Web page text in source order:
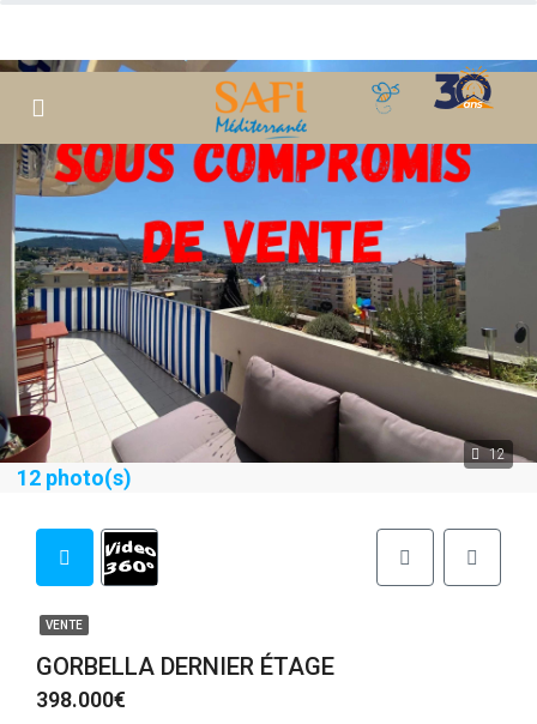
12
12 photo(s)
VENTE
GORBELLA DERNIER ÉTAGE
398.000€